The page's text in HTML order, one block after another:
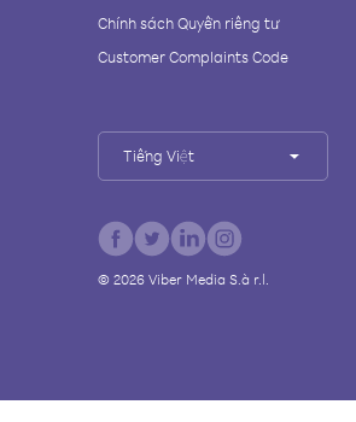
Chính sách Quyền riêng tư
Customer Complaints Code
Tiếng Việt
© 2026Viber Media S.à r.l.